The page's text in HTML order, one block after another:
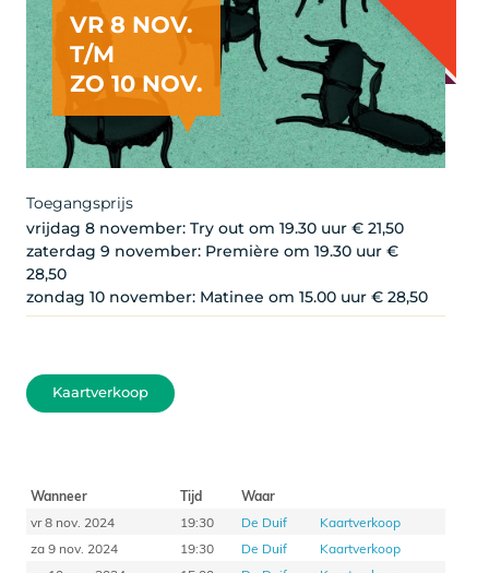
VR 8 NOV.
T/M
ZO 10 NOV.
Toegangsprijs
vrijdag 8 november: Try out om 19.30 uur € 21,50
zaterdag 9 november: Première om 19.30 uur €
28,50
zondag 10 november: Matinee om 15.00 uur € 28,50
Kaartverkoop
Wanneer Tijd
Waar
vr 8 nov. 2024
19:30 De Duif
Kaartverkoop
za 9 nov. 2024
19:30 De Duif
Kaartverkoop